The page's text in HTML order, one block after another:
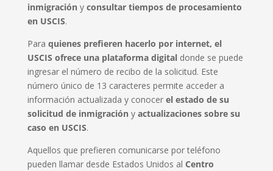
inmigración y consultar tiempos de procesamiento
en USCIS.
Para quienes prefieren hacerlo por internet, el
USCIS ofrece una plataforma digitaldonde se puede
ingresar el número de recibo de la solicitud. Este
número único de 13 caracteres permite acceder a
información actualizada y conocer el estado de su
solicitud de inmigración y actualizaciones sobre su
caso en USCIS.
Aquellos que prefieren comunicarse por teléfono
pueden llamar desde Estados Unidos al Centro